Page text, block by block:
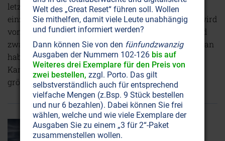
letzten Regenwälder in gemäßigten Zonen. Das
einzigartige Vermächtnis an die ganze Menschheit wird
von großen Holzkonzernen skrupellos abrasiert. Und
zwar so schnell, wie es die Tropenländer niemals getan
haben. Was dort oben geschieht, ist eine Schande für
Kanada und die USA, deren Politiker dem Massaker
größtenteils Vorschub leisten.
NICHT ONLINE VERFÜGBAR
Welt des „Great Reset“ führen soll. Wollen
Sie mithelfen, damit viele Leute unabhängig
und fundiert informiert werden?
Dann können Sie von den fünfundzwanzig
Ausgaben der Nummern 102-126 bis auf
Weiteres drei Exemplare für den Preis von
zwei bestellen, zzgl. Porto. Das gilt
selbstverständlich auch für entsprechend
vielfache Mengen (z.Bsp. 9 Stück bestellen
und nur 6 bezahlen). Dabei können Sie frei
wählen, welche und wie viele Exemplare der
Ausgaben Sie zu einem „3 für 2“-Paket
zusammenstellen wollen.